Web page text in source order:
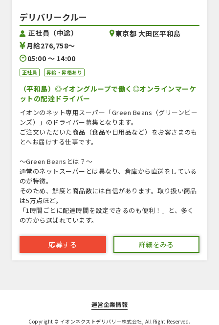
デリバリークルー
正社員（中途）
月給276,758〜
05:00 〜 14:00
東京都 大田区平和島
正社員 昇給・昇格あり
（平和島）◎イオングループで働く◎オンラインマーケ
ットの配達ドライバー
イオンのネット専用スーパー「Green Beans（グリーンビー
ンズ）」のドライバー募集となります。
ご注文いただいた商品（食品や日用品など）をお客さまのも
とへお届けする仕事です。
～Green Beansとは？～
通常のネットスーパーとは異なり、倉庫から直送をしている
のが特徴。
そのため、鮮度と商品数には自信があります。取り扱い商品
は5万点ほど。
「1時間ごとに配達時間を設定できるのも便利！」と、多く
の方から選ばれています。
応募する 詳細をみる
運営企業情報
Copyright © イオンネクストデリバリー株式会社, All Right Reserved.